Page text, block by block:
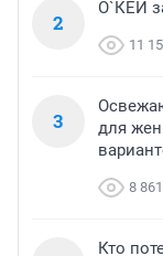
2
О`КЕЙ
11
3
для
8 861
Кто